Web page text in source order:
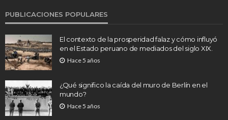
PUBLICACIONES POPULARES
El contexto de la prosperidad falaz y cómo influyó
en el Estado peruano de mediados del siglo XIX.
Hace 5 años
¿Qué significo la caída del muro de Berlín en el
mundo?
Hace 5 años